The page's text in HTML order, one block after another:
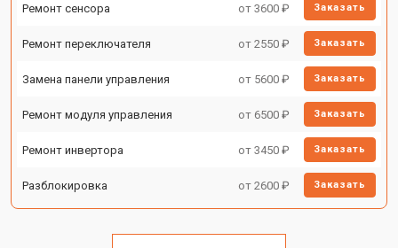
Ремонт сенсора от 3600 ₽ Заказать
Ремонт переключателя от 2550 ₽ Заказать
Замена панели управления от 5600 ₽ Заказать
Ремонт модуля управления от 6500 ₽ Заказать
Ремонт инвертора от 3450 ₽ Заказать
Разблокировка от 2600 ₽ Заказать